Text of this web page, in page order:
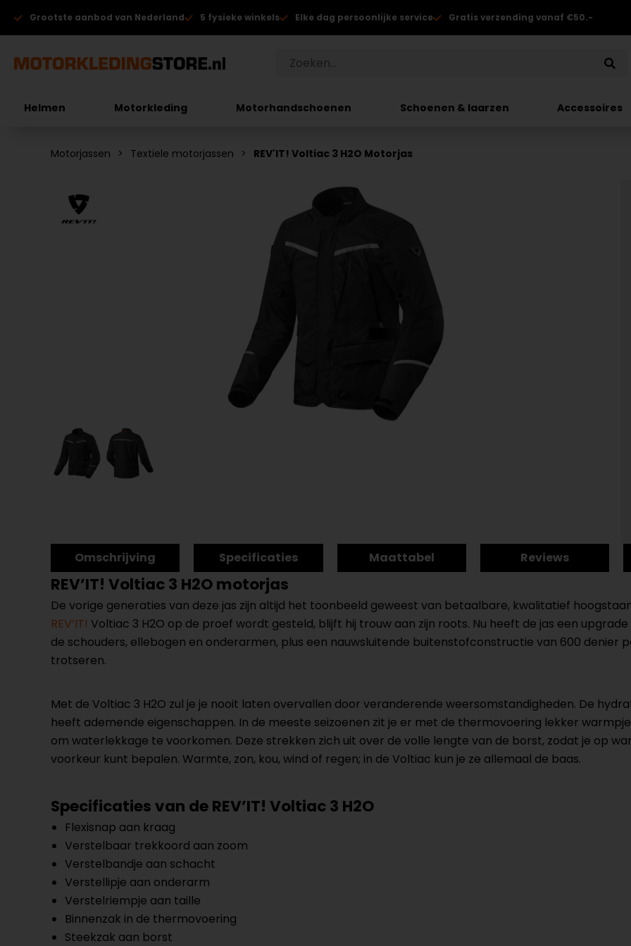
Grootste aanbod van Nederland 5 fysieke winkels Elke dag persoonlijke service Gratis verzending vanaf €50.-
Helmen Motorkleding Motorhandschoenen Schoenen & laarzen Accessoires
Motorjassen Textiele motorjassen REV'IT! Voltiac 3 H2O Motorjas
Omschrijving Specificaties Maattabel Reviews
REV’IT! Voltiac 3 H2O motorjas
De vorige generaties van deze jas zijn altijd het toonbeeld geweest van betaalbare, kwalitatief
REV’IT! Voltiac 3 H2O op de proef wordt gesteld, blijft hij trouw aan zijn roots. Nu heeft de jas een
de schouders, ellebogen en onderarmen, plus een nauwsluitende buitenstofconstructie van 600 denier
trotseren.
Met de Voltiac 3 H2O zul je je nooit laten overvallen door veranderende weersomstandigheden. De
heeft ademende eigenschappen. In de meeste seizoenen zit je er met de thermovoering lekker
om waterlekkage te voorkomen. Deze strekken zich uit over de volle lengte van de borst, zodat je op
voorkeur kunt bepalen. Warmte, zon, kou, wind of regen; in de Voltiac kun je ze allemaal de baas.
Specificaties van de REV’IT! Voltiac 3 H2O
Flexisnap aan kraag
Verstelbaar trekkoord aan zoom
Verstelbandje aan schacht
Verstellipje aan onderarm
Verstelriempje aan taille
Binnenzak in de thermovoering
Steekzak aan borst